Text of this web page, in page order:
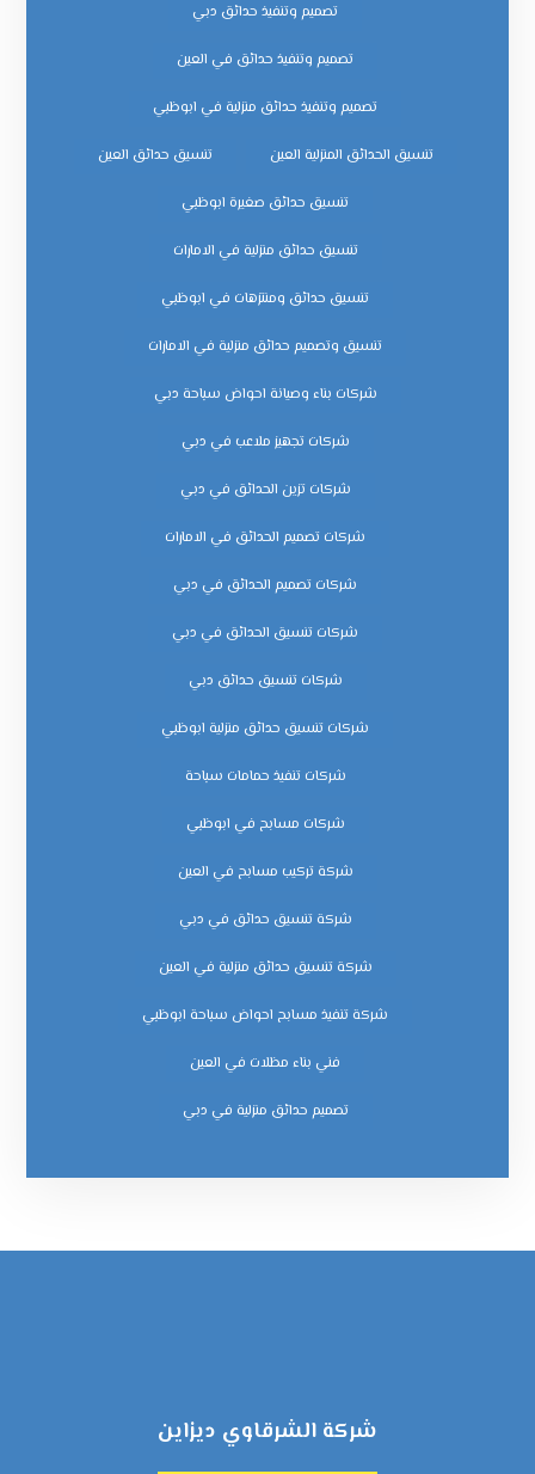
تصميم وتنفيذ حدائق دبي
تصميم وتنفيذ حدائق في العين
تصميم وتنفيذ حدائق منزلية في ابوظبي
تنسيق الحدائق المنزلية العين تنسيق حدائق العين
تنسيق حدائق صغيرة ابوظبي
تنسيق حدائق منزلية في الامارات
تنسيق حدائق ومنتزهات في ابوظبي
تنسيق وتصميم حدائق منزلية في الامارات
شركات بناء وصيانة احواض سباحة دبي
شركات تجهيز ملاعب في دبي
شركات تزين الحدائق في دبي
شركات تصميم الحدائق في الامارات
شركات تصميم الحدائق في دبي
شركات تنسيق الحدائق في دبي
شركات تنسيق حدائق دبي
شركات تنسيق حدائق منزلية ابوظبي
شركات تنفيذ حمامات سباحة
شركات مسابح في ابوظبي
شركة تركيب مسابح في العين
شركة تنسيق حدائق في دبي
شركة تنسيق حدائق منزلية في العين
شركة تنفيذ مسابح احواض سباحة ابوظبي
فني بناء مظلات في العين
‏تصميم حدائق منزلية في دبي
شركة الشرقاوي ديزاين